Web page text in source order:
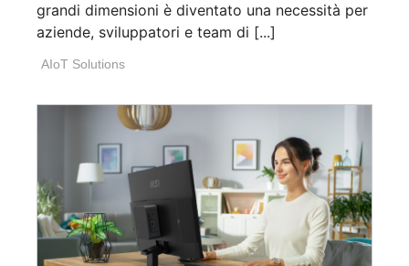
grandi dimensioni è diventato una necessità per
aziende, sviluppatori e team di [...]
AIoT Solutions